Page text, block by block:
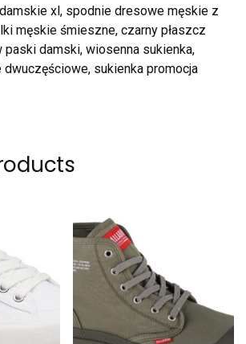
xl, spodnie dresowe męskie z
męskie śmieszne, czarny płaszcz
paski damski, wiosenna sukienka,
sukienka promocja